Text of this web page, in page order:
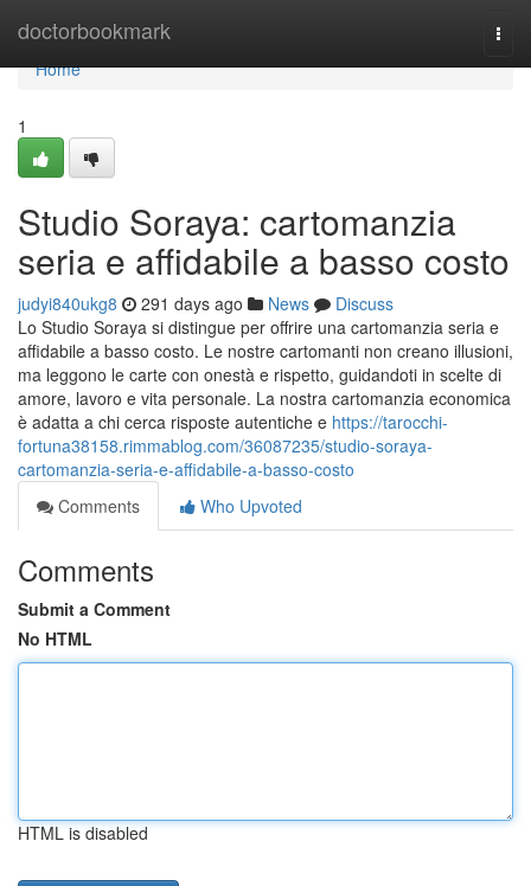
doctorbookmark
Home
Home
1
Studio Soraya: cartomanzia
seria e affidabile a basso costo
judyi840ukg8 291 days ago News
Discuss
Lo Studio Soraya si distingue per offrire una cartomanzia seria e
affidabile a basso costo. Le nostre cartomanti non creano illusioni,
ma leggono le carte con onestà e rispetto, guidandoti in scelte di
amore, lavoro e vita personale. La nostra cartomanzia economica
è adatta a chi cerca risposte autentiche e https://tarocchi-
fortuna38158.rimmablog.com/36087235/studio-soraya-
cartomanzia-seria-e-affidabile-a-basso-costo
Comments
Who Upvoted
Comments
Submit a Comment
No HTML
HTML is disabled